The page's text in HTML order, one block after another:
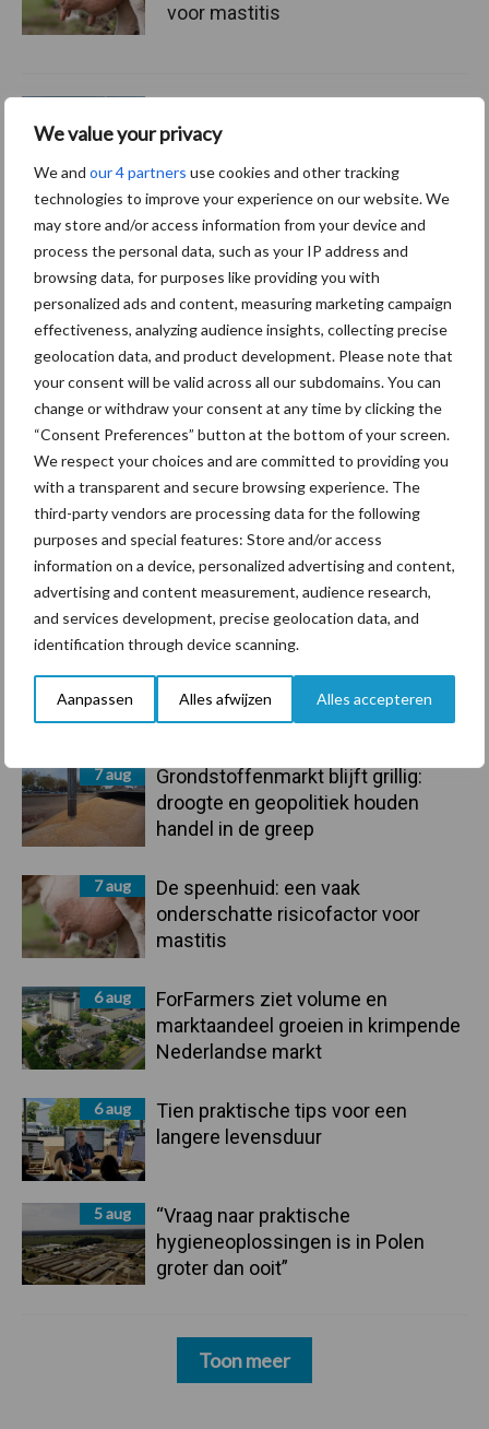
We value your privacy
We and our 4 partners use cookies and other tracking
technologies to improve your experience on our website. We
may store and/or access information from your device and
process the personal data, such as your IP address and
browsing data, for purposes like providing you with
personalized ads and content, measuring marketing campaign
effectiveness, analyzing audience insights, collecting precise
geolocation data, and product development. Please note that
your consent will be valid across all our subdomains. You can
change or withdraw your consent at any time by clicking the
“Consent Preferences” button at the bottom of your screen.
We respect your choices and are committed to providing you
with a transparent and secure browsing experience. The
third-party vendors are processing data for the following
purposes and special features: Store and/or access
information on a device, personalized advertising and content,
advertising and content measurement, audience research,
and services development, precise geolocation data, and
identification through device scanning.
Aanpassen Alles afwijzen Alles accepteren
Primaire
Recent nieuws Partner nieuws
7 aug
Grondstoffenmarkt blijft grillig:
droogte en geopolitiek houden
handel in de greep
7 aug
De speenhuid: een vaak
onderschatte risicofactor voor
mastitis
6 aug
ForFarmers ziet volume en
marktaandeel groeien in krimpende
Nederlandse markt
6 aug
Tien praktische tips voor een
langere levensduur
5 aug
“Vraag naar praktische
hygieneoplossingen is in Polen
groter dan ooit”
Toon meer
voor mastitis
marktaandeel groeien in
markt
Themapagina's
Diergezondheid Bemesting Fokkerij
Bedrijfsnieuws
Ligbox &
Voerhekken
Toon meer